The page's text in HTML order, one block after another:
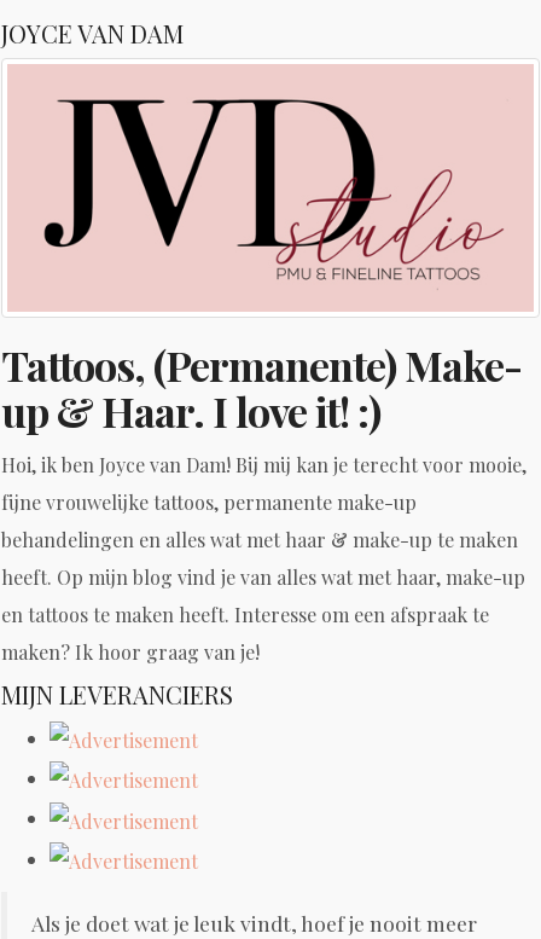
JOYCE VAN DAM
Tattoos, (Permanente) Make-
up & Haar. I love it! :)
Hoi, ik ben Joyce van Dam! Bij mij kan je terecht voor mooie,
fijne vrouwelijke tattoos, permanente make-up
behandelingen en alles wat met haar & make-up te maken
heeft. Op mijn blog vind je van alles wat met haar, make-up
en tattoos te maken heeft. Interesse om een afspraak te
maken? Ik hoor graag van je!
MIJN LEVERANCIERS
Als je doet wat je leuk vindt, hoef je nooit meer